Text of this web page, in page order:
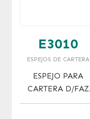
E3010
ESPEJOS DE CARTERA
ESPEJO PARA
CARTERA D/FAZ
NRO. 3010